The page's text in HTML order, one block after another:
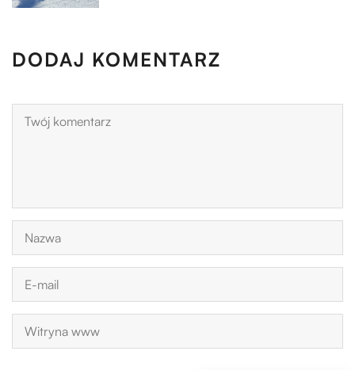
DODAJ KOMENTARZ